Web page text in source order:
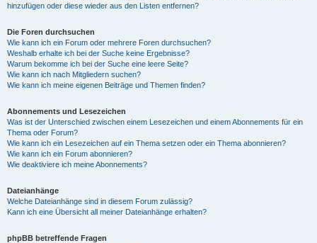
hinzufügen oder diese wieder aus den Listen entfernen?
Die Foren durchsuchen
Wie kann ich ein Forum oder mehrere Foren durchsuchen?
Weshalb erhalte ich bei der Suche keine Ergebnisse?
Warum bekomme ich bei der Suche eine leere Seite?
Wie kann ich nach Mitgliedern suchen?
Wie kann ich meine eigenen Beiträge und Themen finden?
Abonnements und Lesezeichen
Was ist der Unterschied zwischen einem Lesezeichen und einem Abonnements für ein
Thema oder Forum?
Wie kann ich ein Lesezeichen auf ein Thema setzen oder ein Thema abonnieren?
Wie kann ich ein Forum abonnieren?
Wie deaktiviere ich meine Abonnements?
Dateianhänge
Welche Dateianhänge sind in diesem Forum zulässig?
Kann ich eine Übersicht all meiner Dateianhänge erhalten?
phpBB betreffende Fragen